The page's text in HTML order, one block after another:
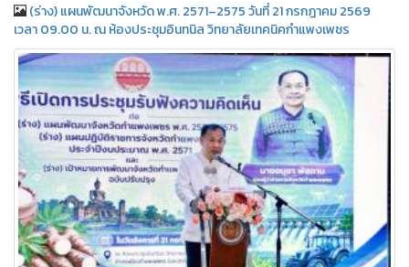
(ร่าง) แผนพัฒนาจังหวัด พ.ศ. 2571–2575 วันที่ 21 กรกฎาคม 2569
เวลา 09.00 น. ณ ห้องประชุมอินทนิล วิทยาลัยเทคนิคกำแพงเพชร